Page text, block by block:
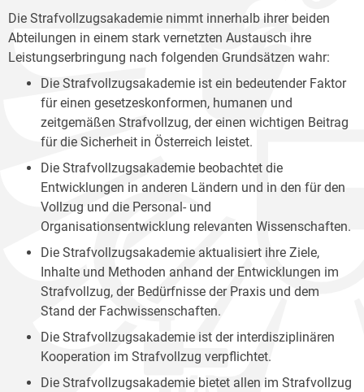
Die Strafvollzugsakademie nimmt innerhalb ihrer beiden
Abteilungen in einem stark vernetzten Austausch ihre
Leistungserbringung nach folgenden Grundsätzen wahr:
Die Strafvollzugsakademie ist ein bedeutender Faktor
für einen gesetzeskonformen, humanen und
zeitgemäßen Strafvollzug, der einen wichtigen Beitrag
für die Sicherheit in Österreich leistet.
Die Strafvollzugsakademie beobachtet die
Entwicklungen in anderen Ländern und in den für den
Vollzug und die Personal- und
Organisationsentwicklung relevanten Wissenschaften.
Die Strafvollzugsakademie aktualisiert ihre Ziele,
Inhalte und Methoden anhand der Entwicklungen im
Strafvollzug, der Bedürfnisse der Praxis und dem
Stand der Fachwissenschaften.
Die Strafvollzugsakademie ist der interdisziplinären
Kooperation im Strafvollzug verpflichtet.
Die Strafvollzugsakademie bietet allen im Strafvollzug